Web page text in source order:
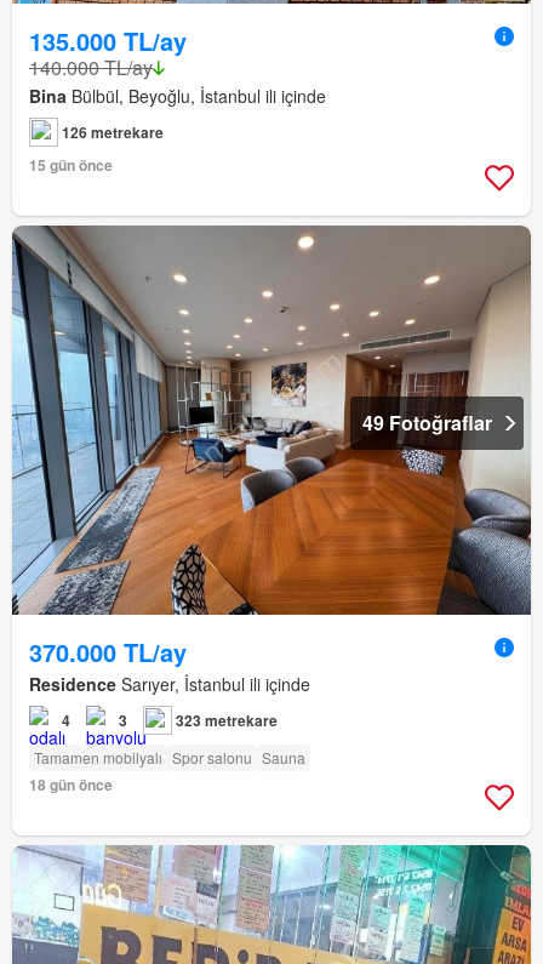
135.000 TL/ay
140.000 TL/ay
Bina Bülbül, Beyoğlu, İstanbul ili içinde
126 metrekare
15 gün önce
49 Fotoğraflar
370.000 TL/ay
Residence Sarıyer, İstanbul ili içinde
4 3 323 metrekare
Tamamen mobilyalı Spor salonu Sauna
18 gün önce